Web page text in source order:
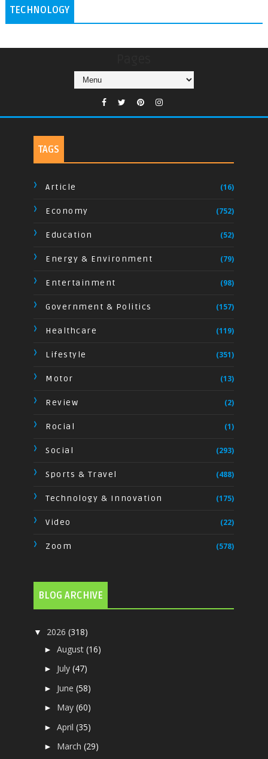
TECHNOLOGY
TAGS
Article (16)
Economy (752)
Education (52)
Energy & Environment (79)
Entertainment (98)
Government & Politics (157)
Healthcare (119)
Lifestyle (351)
Motor (13)
Review (2)
Rocial (1)
Social (293)
Sports & Travel (488)
Technology & Innovation (175)
Video (22)
Zoom (578)
BLOG ARCHIVE
▼ 2026(318)
►August(16)
► July(47)
► June(58)
► May(60)
►April(35)
► March(29)